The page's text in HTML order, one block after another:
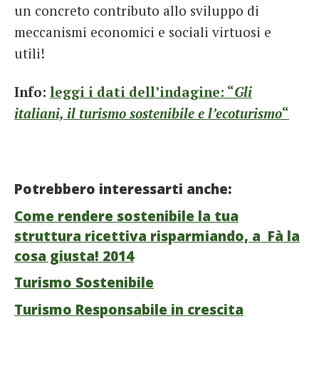
un concreto contributo allo sviluppo di
meccanismi economici e sociali virtuosi e
utili!
Info: leggi i dati dell’indagine: “Gli
italiani, il turismo sostenibile e l’ecoturismo“
Potrebbero interessarti anche:
Come rendere sostenibile la tua
struttura ricettiva risparmiando, a Fà la
cosa giusta! 2014
Turismo Sostenibile
Turismo Responsabile in crescita